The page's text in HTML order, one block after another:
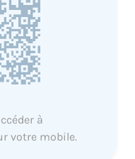
à
votre mobile.